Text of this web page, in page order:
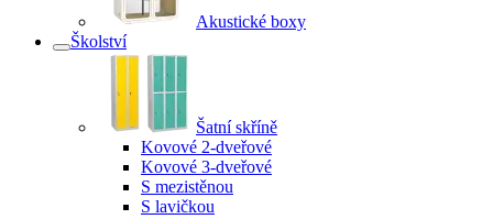
Akustické boxy
Školství
Šatní skříně
Kovové 2-dveřové
Kovové 3-dveřové
S mezistěnou
S lavičkou